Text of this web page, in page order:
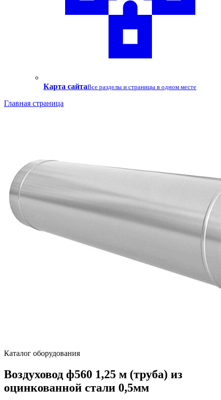
Карта сайтаВсе разделы и страницы в одном месте
Главная страница
Каталог оборудования
Воздуховод ф560 1,25 м (труба) из
оцинкованной стали 0,5мм